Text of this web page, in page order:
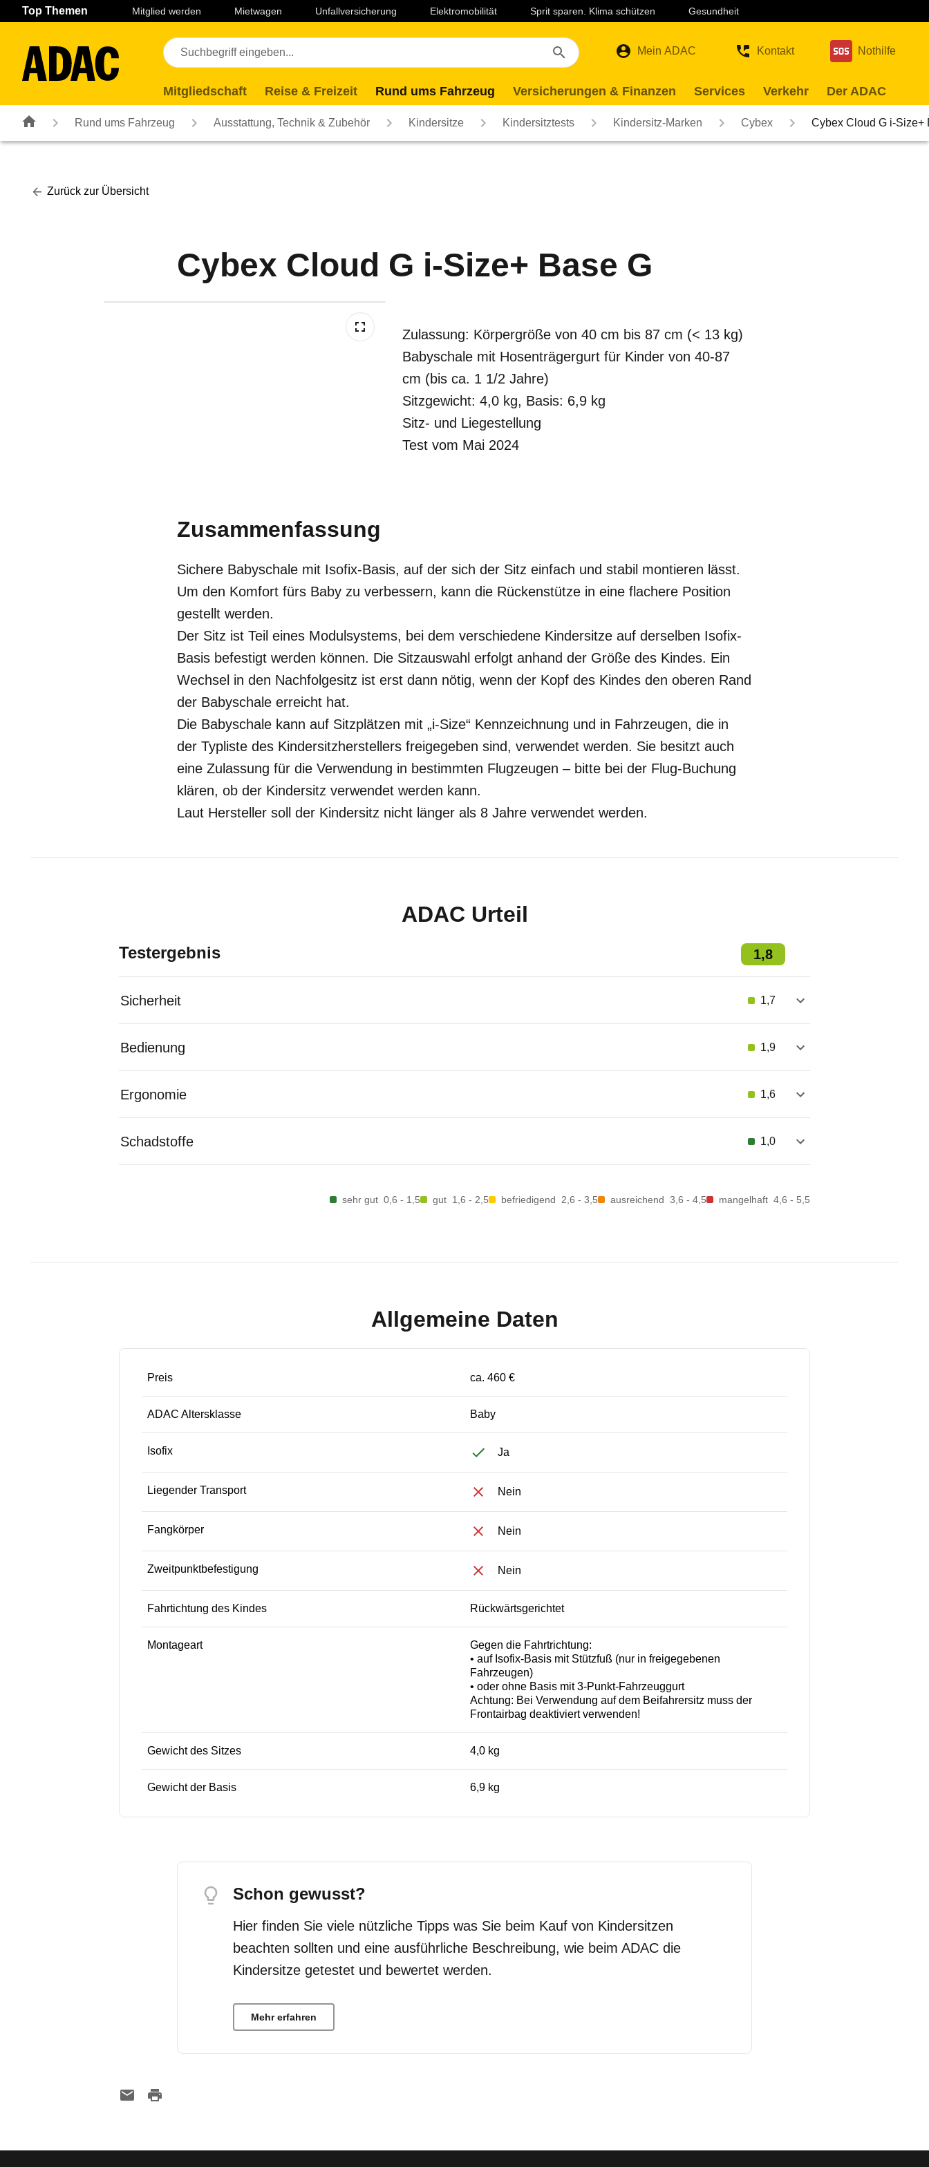
Navigation Seiteninhalt Fußzeile
Top Themen Mitglied werden Mietwagen Unfallversicherung Elektromobilität Sprit sparen. Klima schützen Gesundheit
Mein ADAC Kontakt Nothilfe
Mitgliedschaft Reise & Freizeit Rund ums Fahrzeug Versicherungen & Finanzen Services Verkehr Der ADAC
Rund ums Fahrzeug Ausstattung, Technik & Zubehör Kindersitze Kindersitztests Kindersitz-Marken Cybex Cybex Cloud G i-Size+
Zurück zur Übersicht
Cybex Cloud G i-Size+ Base G
Zulassung: Körpergröße von 40 cm bis 87 cm (< 13 kg)
Babyschale mit Hosenträgergurt für Kinder von 40-87
cm (bis ca. 1 1/2 Jahre)
Sitzgewicht: 4,0 kg, Basis: 6,9 kg
Sitz- und Liegestellung
Test vom Mai 2024
Zusammenfassung
Sichere Babyschale mit Isofix-Basis, auf der sich der Sitz einfach und stabil montieren lässt.
Um den Komfort fürs Baby zu verbessern, kann die Rückenstütze in eine flachere Position
gestellt werden.
Der Sitz ist Teil eines Modulsystems, bei dem verschiedene Kindersitze auf derselben Isofix-
Basis befestigt werden können. Die Sitzauswahl erfolgt anhand der Größe des Kindes. Ein
Wechsel in den Nachfolgesitz ist erst dann nötig, wenn der Kopf des Kindes den oberen Rand
der Babyschale erreicht hat.
Die Babyschale kann auf Sitzplätzen mit „i-Size“ Kennzeichnung und in Fahrzeugen, die in
der Typliste des Kindersitzherstellers freigegeben sind, verwendet werden. Sie besitzt auch
eine Zulassung für die Verwendung in bestimmten Flugzeugen – bitte bei der Flug-Buchung
klären, ob der Kindersitz verwendet werden kann.
Laut Hersteller soll der Kindersitz nicht länger als 8 Jahre verwendet werden.
ADAC Urteil
Testergebnis 1,8
Sicherheit 1,7
Bedienung 1,9
Ergonomie 1,6
Schadstoffe 1,0
sehr gut 0,6 - 1,5 gut 1,6 - 2,5 befriedigend 2,6 - 3,5 ausreichend 3,6 - 4,5 mangelhaft 4,6 - 5,5
Allgemeine Daten
Preis ca. 460 €
ADAC Altersklasse Baby
Isofix Ja
Liegender Transport Nein
Fangkörper Nein
Zweitpunktbefestigung Nein
Fahrtichtung des Kindes Rückwärtsgerichtet
Montageart
Gegen die Fahrtrichtung:
• auf Isofix-Basis mit Stützfuß (nur in freigegebenen
Fahrzeugen)
• oder ohne Basis mit 3-Punkt-Fahrzeuggurt
Achtung: Bei Verwendung auf dem Beifahrersitz muss der
Frontairbag deaktiviert verwenden!
Gewicht des Sitzes 4,0 kg
Gewicht der Basis 6,9 kg
Schon gewusst?
Hier finden Sie viele nützliche Tipps was Sie beim Kauf von Kindersitzen
beachten sollten und eine ausführliche Beschreibung, wie beim ADAC die
Kindersitze getestet und bewertet werden.
Mehr erfahren